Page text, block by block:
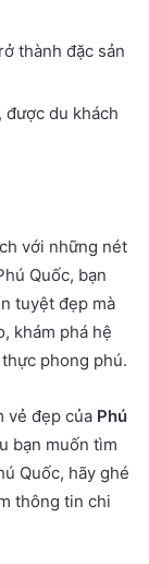
thành đặc sản
được du khách
với những nét
Quốc, bạn
tuyệt đẹp mà
khám phá hệ
phong phú.
vẻ đẹp của Phú
bạn muốn tìm
Quốc, hãy ghé
thông tin chi